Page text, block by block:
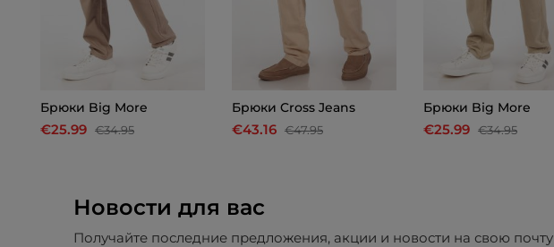
Брюки Big More
€25.99 €34.95
Брюки Cross Jeans
€43.16 €47.95
Брюки Big More
€25.99 €34.95
Новости для вас
Получайте последние предложения, акции и новости на свою почту